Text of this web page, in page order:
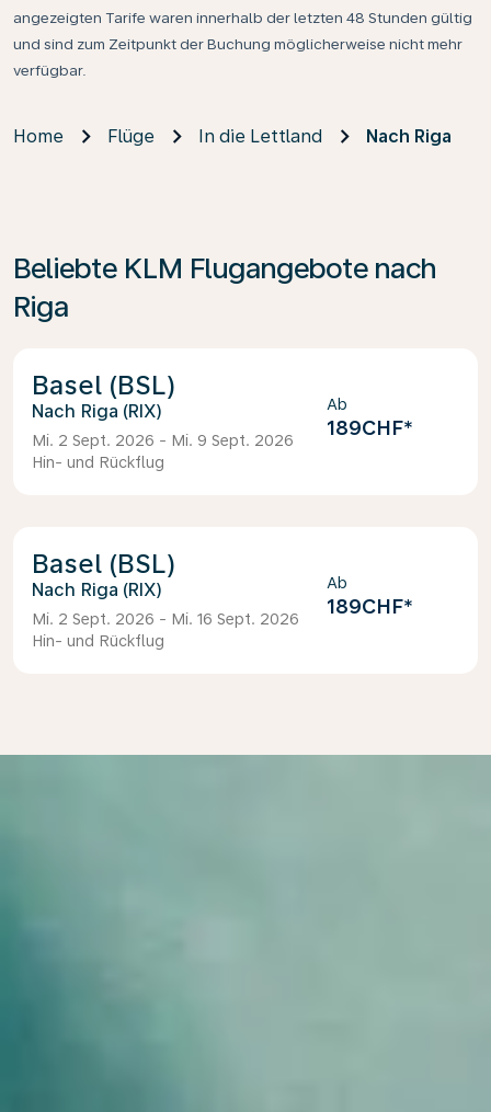
angezeigten Tarife waren innerhalb der letzten 48 Stunden gültig
und sind zum Zeitpunkt der Buchung möglicherweise nicht mehr
verfügbar.
Home Flüge In die Lettland Nach Riga
Beliebte KLM Flugangebote nach
Riga
Basel (BSL)
Riga (RIX)
Mi. 2 Sept. 2026 - Mi. 9 Sept. 2026
Hin- und Rückflug
Ab
189CHF*
Basel (BSL)
Riga (RIX)
Mi. 2 Sept. 2026 - Mi. 16 Sept. 2026
Hin- und Rückflug
Ab
189CHF*